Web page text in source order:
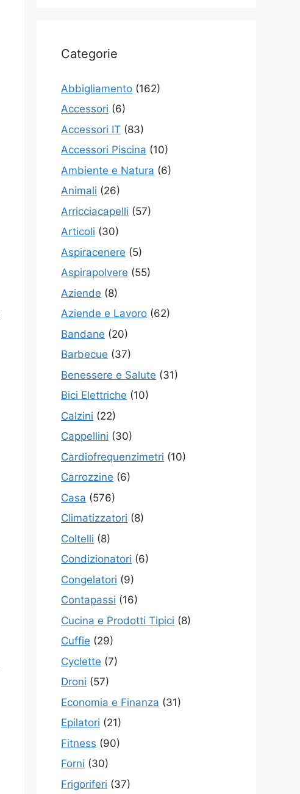
Categorie
Abbigliamento (162)
Accessori (6)
Accessori IT (83)
Accessori Piscina (10)
Ambiente e Natura (6)
Animali (26)
Arricciacapelli (57)
Articoli (30)
Aspiracenere (5)
Aspirapolvere (55)
Aziende (8)
Aziende e Lavoro (62)
Bandane (20)
Barbecue (37)
Benessere e Salute (31)
Bici Elettriche (10)
Calzini (22)
Cappellini (30)
Cardiofrequenzimetri (10)
Carrozzine (6)
Casa (576)
Climatizzatori (8)
Coltelli (8)
Condizionatori (6)
Congelatori (9)
Contapassi (16)
Cucina e Prodotti Tipici (8)
Cuffie (29)
Cyclette (7)
Droni (57)
Economia e Finanza (31)
Epilatori (21)
Fitness (90)
Forni (30)
Frigoriferi (37)